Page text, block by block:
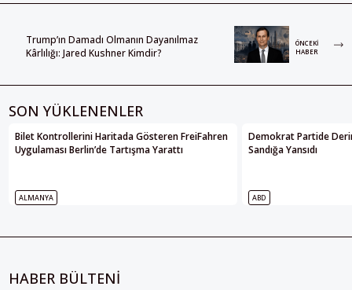
Trump’ın Damadı Olmanın Dayanılmaz
Kârlılığı: Jared Kushner Kimdir?
ÖNCEKI
HABER
SON YÜKLENENLER
Bilet Kontrollerini Haritada Gösteren FreiFahren
Uygulaması Berlin’de Tartışma Yarattı
ALMANYA
Demokrat Partide
Sandığa Yansıdı
ABD
HABER BÜLTENİ